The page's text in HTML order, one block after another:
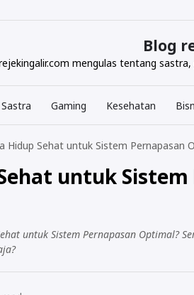
Blog
mengulas tentang
Sastra Gaming Kesehatan
Hidup Sehat untuk Sistem Pernapasan
untuk
untuk Sistem Pernapasan Optimal?